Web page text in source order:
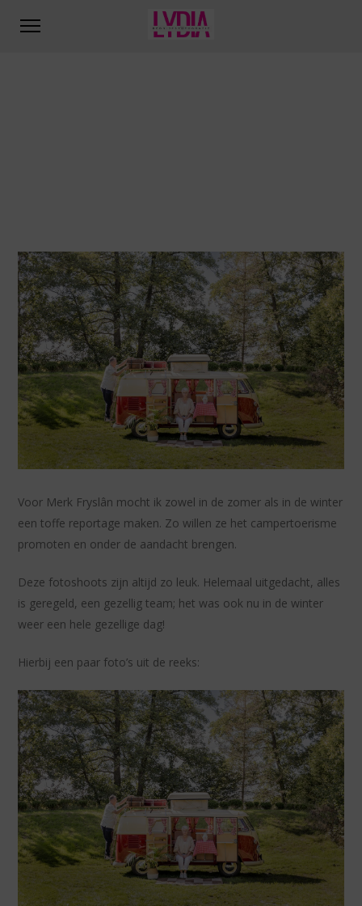
Voor Merk Fryslân mocht ik zowel in de zomer als in de winter
een toffe reportage maken. Zo willen ze het campertoerisme
promoten en onder de aandacht brengen.
Deze fotoshoots zijn altijd zo leuk. Helemaal uitgedacht, alles
is geregeld, een gezellig team; het was ook nu in de winter
weer een hele gezellige dag!
Hierbij een paar foto’s uit de reeks: